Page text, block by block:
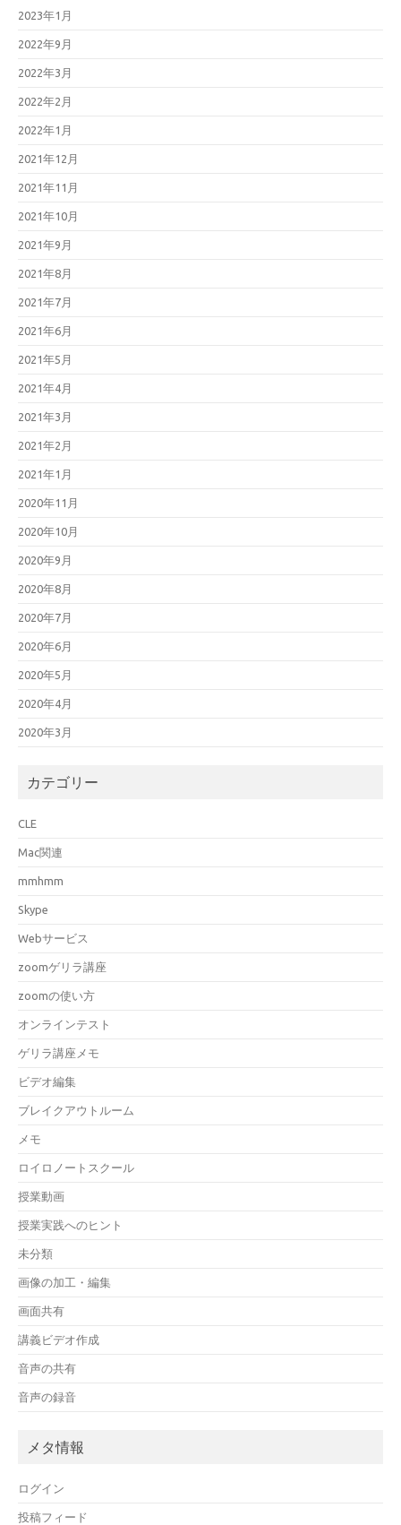
2023年1月
2022年9月
2022年3月
2022年2月
2022年1月
2021年12月
2021年11月
2021年10月
2021年9月
2021年8月
2021年7月
2021年6月
2021年5月
2021年4月
2021年3月
2021年2月
2021年1月
2020年11月
2020年10月
2020年9月
2020年8月
2020年7月
2020年6月
2020年5月
2020年4月
2020年3月
カテゴリー
CLE
Mac関連
mmhmm
Skype
Webサービス
zoomゲリラ講座
zoomの使い方
オンラインテスト
ゲリラ講座メモ
ビデオ編集
ブレイクアウトルーム
メモ
ロイロノートスクール
授業動画
授業実践へのヒント
未分類
画像の加工・編集
画面共有
講義ビデオ作成
音声の共有
音声の録音
メタ情報
ログイン
投稿フィード